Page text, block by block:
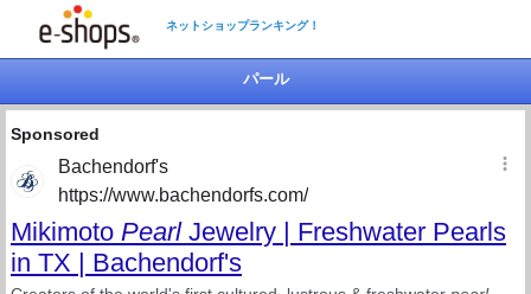
ネットショップランキング！
パール